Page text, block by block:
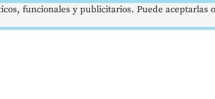
funcionales y publicitarios. Puede aceptarlas